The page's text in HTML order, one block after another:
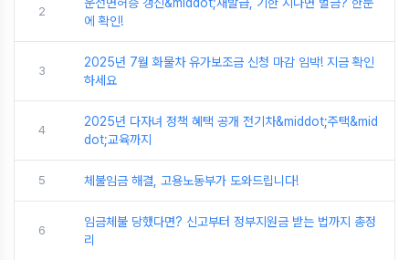
2
에 확인!
3
2025년 7월 화물차 유가보조금 신청 마감 임박! 지금 확인
하세요
4
2025년 다자녀 정책 혜택 공개 전기차&middot;주택&mid
dot;교육까지
5 체불임금 해결, 고용노동부가 도와드립니다!
6
임금체불 당했다면? 신고부터 정부지원금 받는 법까지 총정
리